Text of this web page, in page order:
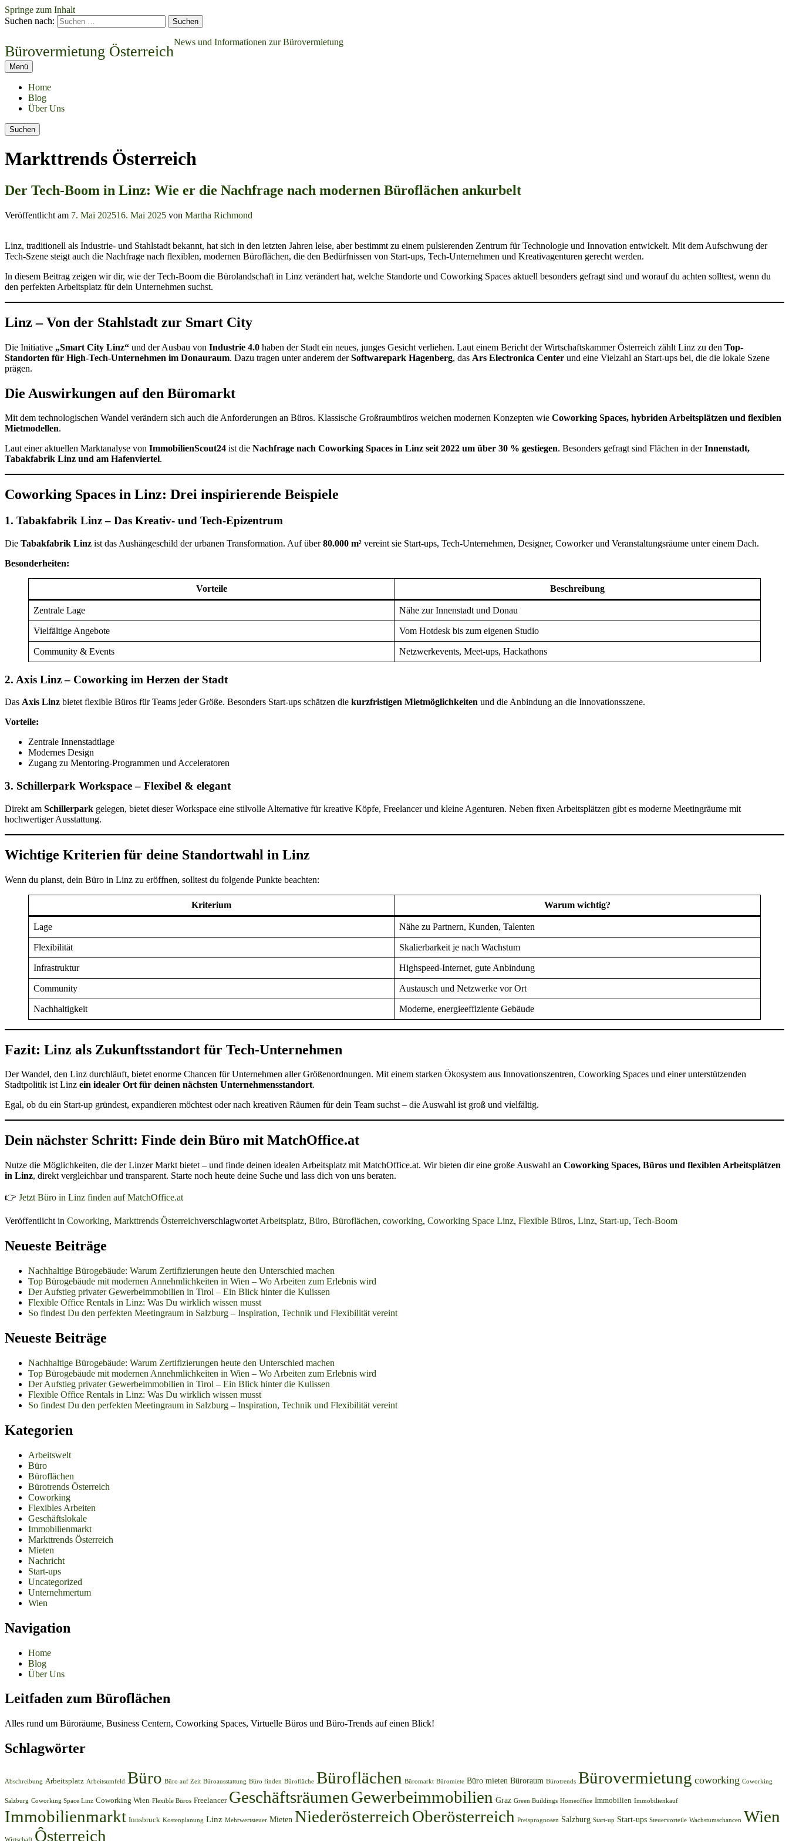
Springe zum Inhalt
Suchen nach:
Bürovermietung Österreich
News und Informationen zur Bürovermietung
Menü
Home
Blog
Über Uns
Suchen
Markttrends Österreich
Der Tech-Boom in Linz: Wie er die Nachfrage nach modernen Büroflächen ankurbelt
Veröffentlicht am 7. Mai 202516. Mai 2025 von Martha Richmond
Linz, traditionell als Industrie- und Stahlstadt bekannt, hat sich in den letzten Jahren leise, aber bestimmt zu einem pulsierenden Zentrum für Technologie und Innovation entwickelt. Mit dem Aufschwung der
Tech-Szene steigt auch die Nachfrage nach flexiblen, modernen Büroflächen, die den Bedürfnissen von Start-ups, Tech-Unternehmen und Kreativagenturen gerecht werden.
In diesem Beitrag zeigen wir dir, wie der Tech-Boom die Bürolandschaft in Linz verändert hat, welche Standorte und Coworking Spaces aktuell besonders gefragt sind und worauf du achten solltest, wenn du
den perfekten Arbeitsplatz für dein Unternehmen suchst.
Linz – Von der Stahlstadt zur Smart City
Die Initiative „Smart City Linz“ und der Ausbau von Industrie 4.0 haben der Stadt ein neues, junges Gesicht verliehen. Laut einem Bericht der Wirtschaftskammer Österreich zählt Linz zu den Top-
Standorten für High-Tech-Unternehmen im Donauraum. Dazu tragen unter anderem derSoftwarepark Hagenberg, das Ars Electronica Center und eine Vielzahl an Start-ups bei, die die lokale Szene
prägen.
Die Auswirkungen auf den Büromarkt
Mit dem technologischen Wandel verändern sich auch die Anforderungen an Büros. Klassische Großraumbüros weichen modernen Konzepten wie Coworking Spaces, hybriden Arbeitsplätzen und flexiblen
Mietmodellen.
Laut einer aktuellen Marktanalyse von ImmobilienScout24 ist die Nachfrage nach Coworking Spaces in Linz seit 2022 um über 30 % gestiegen. Besonders gefragt sind Flächen in derInnenstadt,
Tabakfabrik Linz und am Hafenviertel.
Coworking Spaces in Linz: Drei inspirierende Beispiele
1. Tabakfabrik Linz – Das Kreativ- und Tech-Epizentrum
Die Tabakfabrik Linz ist das Aushängeschild der urbanen Transformation. Auf über80.000 m² vereint sie Start-ups, Tech-Unternehmen, Designer, Coworker und Veranstaltungsräume unter einem Dach.
Besonderheiten:
Vorteile Beschreibung
Zentrale Lage Nähe zur Innenstadt und Donau
Vielfältige Angebote Vom Hotdesk bis zum eigenen Studio
Community & Events Netzwerkevents, Meet-ups, Hackathons
2. Axis Linz – Coworking im Herzen der Stadt
Das Axis Linz bietet flexible Büros für Teams jeder Größe. Besonders Start-ups schätzen die kurzfristigen Mietmöglichkeiten und die Anbindung an die Innovationsszene.
Vorteile:
Zentrale Innenstadtlage
Modernes Design
Zugang zu Mentoring-Programmen und Acceleratoren
3. Schillerpark Workspace – Flexibel & elegant
Direkt am Schillerpark gelegen, bietet dieser Workspace eine stilvolle Alternative für kreative Köpfe, Freelancer und kleine Agenturen. Neben fixen Arbeitsplätzen gibt es moderne Meetingräume mit
hochwertiger Ausstattung.
Wichtige Kriterien für deine Standortwahl in Linz
Wenn du planst, dein Büro in Linz zu eröffnen, solltest du folgende Punkte beachten:
Kriterium Warum wichtig?
Lage Nähe zu Partnern, Kunden, Talenten
Flexibilität Skalierbarkeit je nach Wachstum
Infrastruktur Highspeed-Internet, gute Anbindung
Community Austausch und Netzwerke vor Ort
Nachhaltigkeit Moderne, energieeffiziente Gebäude
Fazit: Linz als Zukunftsstandort für Tech-Unternehmen
Der Wandel, den Linz durchläuft, bietet enorme Chancen für Unternehmen aller Größenordnungen. Mit einem starken Ökosystem aus Innovationszentren, Coworking Spaces und einer unterstützenden
Stadtpolitik ist Linz ein idealer Ort für deinen nächsten Unternehmensstandort.
Egal, ob du ein Start-up gründest, expandieren möchtest oder nach kreativen Räumen für dein Team suchst – die Auswahl ist groß und vielfältig.
Dein nächster Schritt: Finde dein Büro mit MatchOffice.at
Nutze die Möglichkeiten, die der Linzer Markt bietet – und finde deinen idealen Arbeitsplatz mit MatchOffice.at. Wir bieten dir eine große Auswahl an Coworking Spaces, Büros und flexiblen Arbeitsplätzen
in Linz, direkt vergleichbar und transparent. Starte noch heute deine Suche und lass dich von uns beraten.
👉 Jetzt Büro in Linz finden auf MatchOffice.at
Veröffentlicht in Coworking, Markttrends Österreichverschlagwortet Arbeitsplatz, Büro, Büroflächen, coworking, Coworking Space Linz, Flexible Büros, Linz, Start-up, Tech-Boom
Neueste Beiträge
Nachhaltige Bürogebäude: Warum Zertifizierungen heute den Unterschied machen
Top Bürogebäude mit modernen Annehmlichkeiten in Wien – Wo Arbeiten zum Erlebnis wird
Der Aufstieg privater Gewerbeimmobilien in Tirol – Ein Blick hinter die Kulissen
Flexible Office Rentals in Linz: Was Du wirklich wissen musst
So findest Du den perfekten Meetingraum in Salzburg – Inspiration, Technik und Flexibilität vereint
Neueste Beiträge
Nachhaltige Bürogebäude: Warum Zertifizierungen heute den Unterschied machen
Top Bürogebäude mit modernen Annehmlichkeiten in Wien – Wo Arbeiten zum Erlebnis wird
Der Aufstieg privater Gewerbeimmobilien in Tirol – Ein Blick hinter die Kulissen
Flexible Office Rentals in Linz: Was Du wirklich wissen musst
So findest Du den perfekten Meetingraum in Salzburg – Inspiration, Technik und Flexibilität vereint
Kategorien
Arbeitswelt
Büro
Büroflächen
Bürotrends Österreich
Coworking
Flexibles Arbeiten
Geschäftslokale
Immobilienmarkt
Markttrends Österreich
Mieten
Nachricht
Start-ups
Uncategorized
Unternehmertum
Wien
Navigation
Home
Blog
Über Uns
Leitfaden zum Büroflächen
Alles rund um Büroräume, Business Centern, Coworking Spaces, Virtuelle Büros und Büro-Trends auf einen Blick!
Schlagwörter
Abschreibung Arbeitsplatz Arbeitsumfeld Büro Büro auf Zeit Büroausstattung Büro finden Bürofläche Büroflächen Büromarkt Büromiete Büro mieten Büroraum Bürotrends Bürovermietung coworking Coworking
Salzburg Coworking Space Linz Coworking Wien Flexible Büros Freelancer Geschäftsräumen Gewerbeimmobilien Graz Green Buildings Homeoffice Immobilien Immobilienkauf
Immobilienmarkt Innsbruck Kostenplanung Linz Mehrwertsteuer Mieten Niederösterreich Oberösterreich Preisprognosen Salzburg Start-up Start-ups Steuervorteile Wachstumschancen Wien
Wirtschaft Ôsterreich